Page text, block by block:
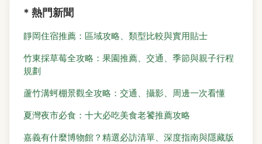
* 熱門新聞
靜岡住宿推薦：區域攻略、類型比較與實用貼士
竹東採草莓全攻略：果園推薦、交通、季節與親子行程
規劃
蘆竹溝蚵棚景觀全攻略：交通、攝影、周邊一次看懂
夏灣夜市必食：十大必吃美食老饕推薦攻略
嘉義有什麼博物館？精選必訪清單、深度指南與隱藏版